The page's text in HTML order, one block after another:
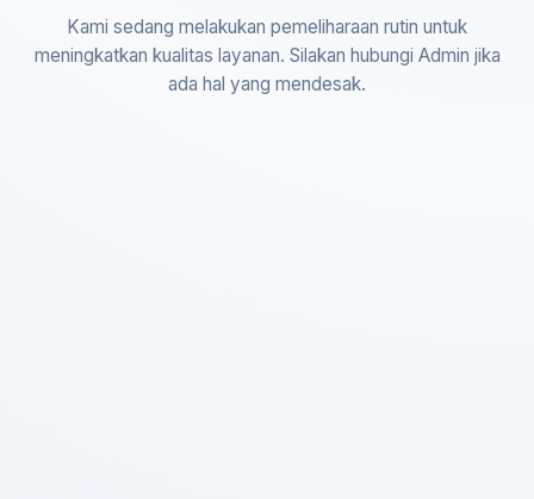
Kami sedang melakukan pemeliharaan rutin untuk
meningkatkan kualitas layanan. Silakan hubungi Admin jika
ada hal yang mendesak.